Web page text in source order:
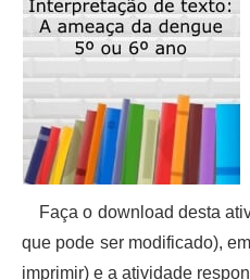
Faça o download desta
que pode ser modificado),
imprimir) e a atividade